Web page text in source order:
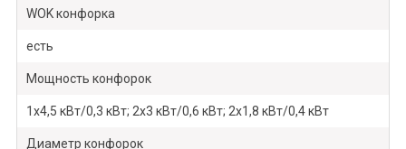
WOK конфорка
есть
Мощность конфорок
1х4,5 кВт/0,3 кВт; 2x3 кВт/0,6 кВт; 2х1,8 кВт/0,4 кВт
Диаметр конфорок